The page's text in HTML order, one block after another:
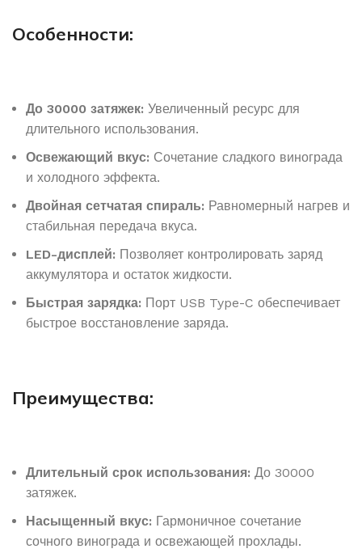
Особенности:
До 30000 затяжек: Увеличенный ресурс для
длительного использования.
Освежающий вкус: Сочетание сладкого винограда
и холодного эффекта.
Двойная сетчатая спираль: Равномерный нагрев и
стабильная передача вкуса.
LED-дисплей: Позволяет контролировать заряд
аккумулятора и остаток жидкости.
Быстрая зарядка: Порт USB Type-C обеспечивает
быстрое восстановление заряда.
Преимущества:
Длительный срок использования: До 30000
затяжек.
Насыщенный вкус: Гармоничное сочетание
сочного винограда и освежающей прохлады.